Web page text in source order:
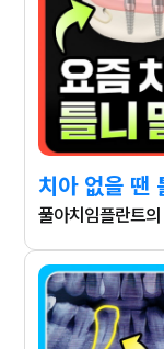
풀아치임플란트